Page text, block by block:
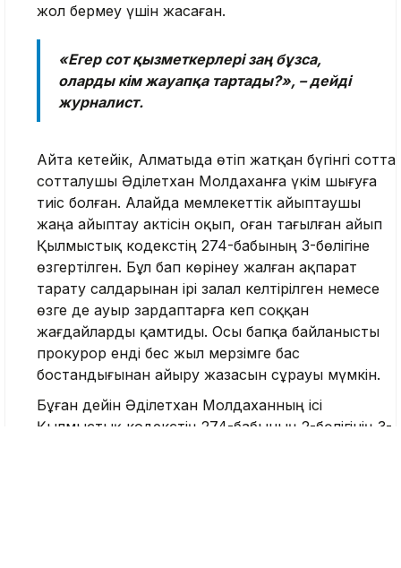
жол бермеу үшін жасаған.
«Егер сот қызметкерлері заң бұзса,
оларды кім жауапқа тартады?», – дейді
журналист.
Айта кетейік, Алматыда өтіп жатқан бүгінгі сотта
сотталушы Әділетхан Молдаханға үкім шығуға
тиіс болған. Алайда мемлекеттік айыптаушы
жаңа айыптау актісін оқып, оған тағылған айып
Қылмыстық кодекстің 274-бабының 3-бөлігіне
өзгертілген. Бұл бап көрінеу жалған ақпарат
тарату салдарынан ірі залал келтірілген немесе
өзге де ауыр зардаптарға әкеп соққан
жағдайларды қамтиды. Осы бапқа байланысты
прокурор енді бес жыл мерзімге бас
бостандығынан айыру жазасын сұрауы мүмкін.
Бұған дейін Әділетхан Молдаханның ісі
Қылмыстық кодекстің 274-бабының 2-бөлігінің 3-